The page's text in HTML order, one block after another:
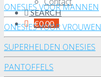
SEARCH
€0,00
ONESIES VOOR MANNEN
ONESIES VOOR VROUWEN
SUPERHELDEN ONESIES
PANTOFFELS